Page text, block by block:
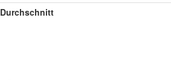
Durchschnitt